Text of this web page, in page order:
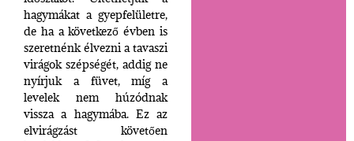
hagymákat a gyepfelületre,
de ha a következő évben is
szeretnénk élvezni a tavaszi
virágok szépségét, addig ne
nyírjuk a füvet, míg a
levelek nem húzódnak
vissza a hagymába. Ez az
elvirágzást követően